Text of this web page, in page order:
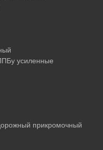
усиленные
прикромочный